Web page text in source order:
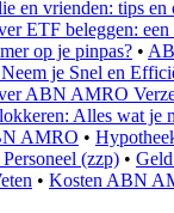
en vrienden: tips en
ETF beleggen:
op je pinpas? •
je Snel en
ABN AMRO
Alles wat je
AMRO •
(zzp) •
• Kosten ABN